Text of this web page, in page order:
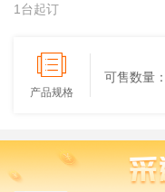
1台起订
产品规格
可售数量：